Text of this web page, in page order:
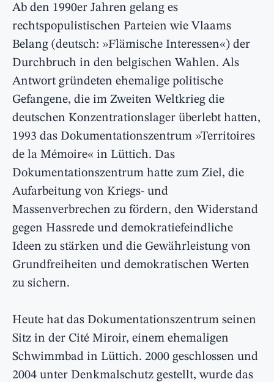
Ab den 1990er Jahren gelang es
rechtspopulistischen Parteien wie Vlaams
Belang (deutsch: »Flämische Interessen«) der
Durchbruch in den belgischen Wahlen. Als
Antwort gründeten ehemalige politische
Gefangene, die im Zweiten Weltkrieg die
deutschen Konzentrationslager überlebt hatten,
1993 das Dokumentationszentrum »Territoires
de la Mémoire« in Lüttich. Das
Dokumentationszentrum hatte zum Ziel, die
Aufarbeitung von Kriegs- und
Massenverbrechen zu fördern, den Widerstand
gegen Hassrede und demokratiefeindliche
Ideen zu stärken und die Gewährleistung von
Grundfreiheiten und demokratischen Werten
zu sichern.
Heute hat das Dokumentationszentrum seinen
Sitz in der Cité Miroir, einem ehemaligen
Schwimmbad in Lüttich. 2000 geschlossen und
2004 unter Denkmalschutz gestellt, wurde das